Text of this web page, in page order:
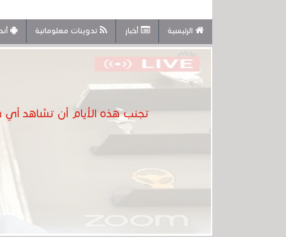
الرئيسية أخبار تدوينات معلوماتية
تجنب هذه الأيام أن تشاهد